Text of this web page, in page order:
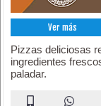
Ver más
Pizzas deliciosas
ingredientes
paladar.